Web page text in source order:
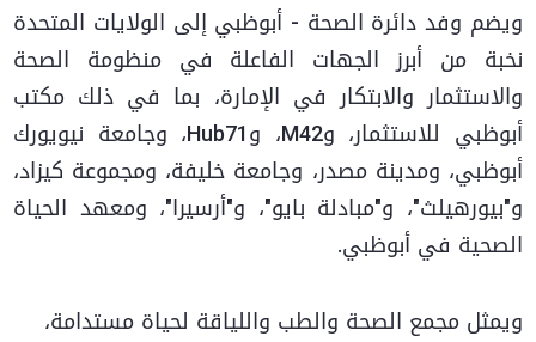
ويضم وفد دائرة الصحة - أبوظبي إلى الولايات المتحدة
نخبة من أبرز الجهات الفاعلة في منظومة الصحة
والاستثمار والابتكار في الإمارة، بما في ذلك مكتب
أبوظبي للاستثمار، وM42، وHub71، وجامعة نيويورك
أبوظبي، ومدينة مصدر، وجامعة خليفة، ومجموعة كيزاد،
و"بيورهيلث"، و"مبادلة بايو"، و"أرسيرا"، ومعهد الحياة
الصحية في أبوظبي.
ويمثل مجمع الصحة والطب واللياقة لحياة مستدامة،